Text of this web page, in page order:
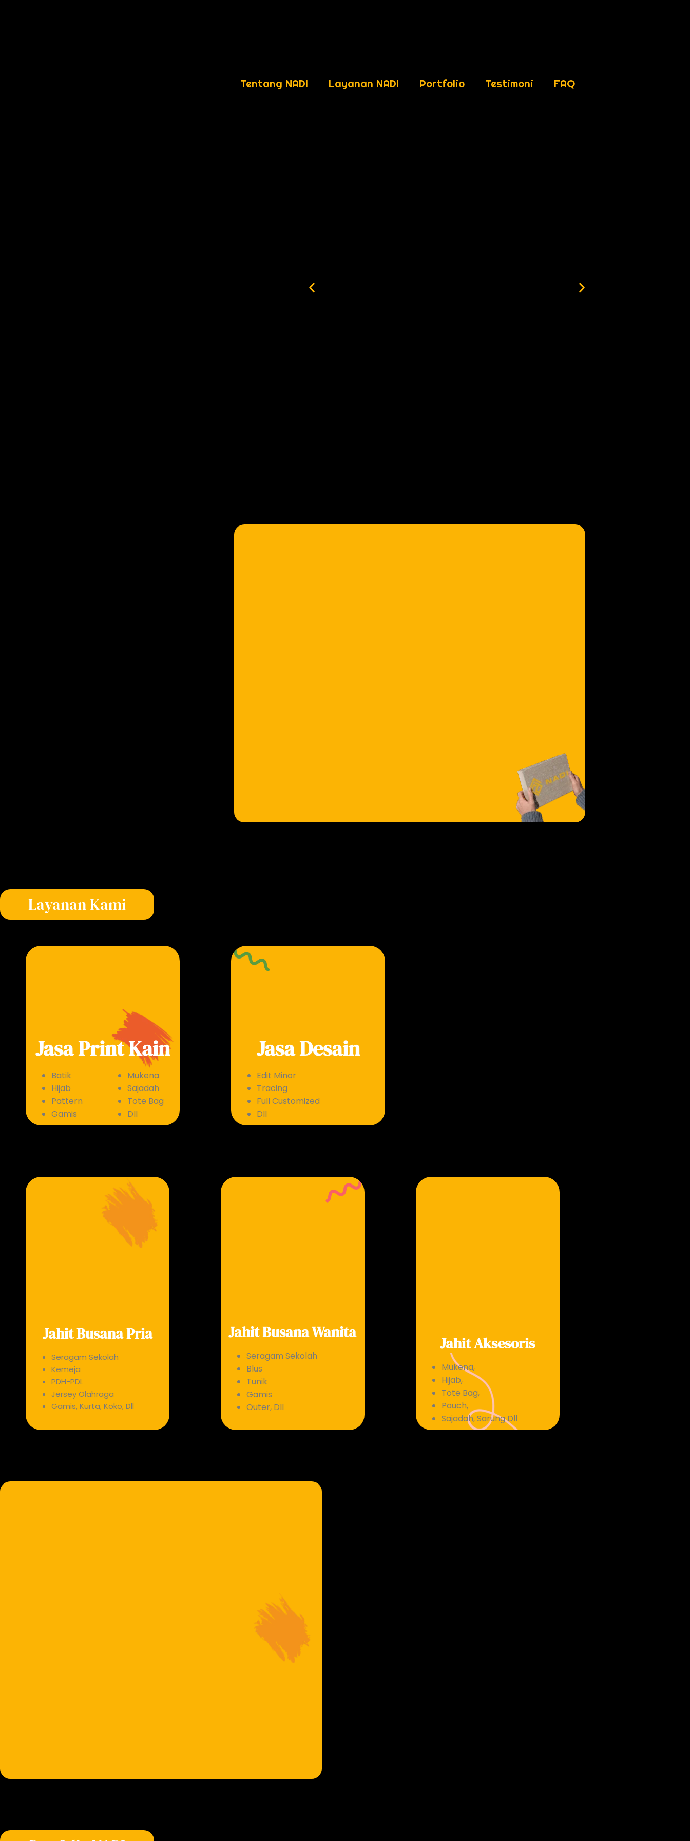
Tentang NADI Layanan NADI Portfolio Testimoni FAQ
Layanan Kami
Jasa Print Kain
Batik
Hijab
Pattern
Gamis
Mukena
Sajadah
Tote Bag
Dll
Jasa Desain
Edit Minor
Tracing
Full Customized
Dll
Jahit Busana Pria
Seragam Sekolah
Kemeja
PDH-PDL
Jersey Olahraga
Gamis, Kurta, Koko, Dll
Jahit Busana Wanita
Seragam Sekolah
Blus
Tunik
Gamis
Outer, Dll
Jahit Aksesoris
Mukena,
Hijab,
Tote Bag,
Pouch,
Sajadah, Sarung Dll